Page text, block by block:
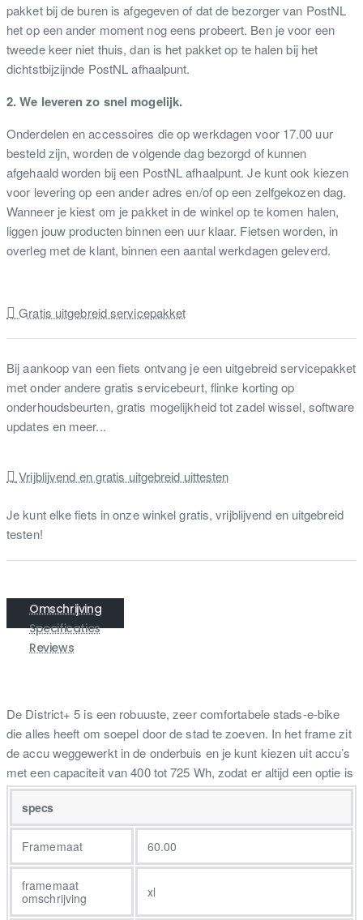
pakket bij de buren is afgegeven of dat de bezorger van PostNL
het op een ander moment nog eens probeert. Ben je voor een
tweede keer niet thuis, dan is het pakket op te halen bij het
dichtstbijzijnde PostNL afhaalpunt.
2. We leveren zo snel mogelijk.
Onderdelen en accessoires die op werkdagen voor 17.00 uur
besteld zijn, worden de volgende dag bezorgd of kunnen
afgehaald worden bij een PostNL afhaalpunt. Je kunt ook kiezen
voor levering op een ander adres en/of op een zelfgekozen dag.
Wanneer je kiest om je pakket in de winkel op te komen halen,
liggen jouw producten binnen een uur klaar. Fietsen worden, in
overleg met de klant, binnen een aantal werkdagen geleverd.
Gratis uitgebreid servicepakket
Bij aankoop van een fiets ontvang je een uitgebreid servicepakket
met onder andere gratis servicebeurt, flinke korting op
onderhoudsbeurten, gratis mogelijkheid tot zadel wissel, software
updates en meer...
Vrijblijvend en gratis uitgebreid uittesten
Je kunt elke fiets in onze winkel gratis, vrijblijvend en uitgebreid
testen!
Omschrijving
Specificaties
Reviews
De District+ 5 is een robuuste, zeer comfortabele stads-e-bike
die alles heeft om soepel door de stad te zoeven. In het frame zit
de accu weggewerkt in de onderbuis en je kunt kiezen uit accu’s
met een capaciteit van 400 tot 725 Wh, zodat er altijd een optie is
die bij jouw woon-werkritten past. De Bosch smart systeem-
aandrijving stuwt je vooruit en biedt slimme connectiviteit. Een
duurzame riemaandrijving vergt weinig onderhoud en de Enviolo
AUTOMATIQ-naaf neemt je het schakelen uit handen. Je vindt
het heerlijk om door de stad te fietsen en wilt een e-bike die alles
aan kan wat je tegenkomt. Je wilt betrouwbaarheid voor je woon-
werkritten en weekendtrips. Een motor met riemaandrijving
specs
Framemaat 60.00
framemaat
omschrijving
xl